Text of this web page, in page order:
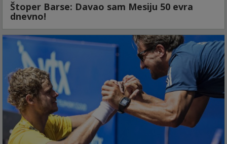
Štoper Barse: Davao sam Mesiju 50 evra
dnevno!